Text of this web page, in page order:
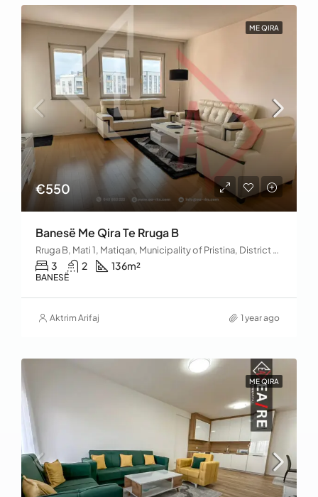
ME QIRA
€550
Banesë Me Qira Te Rruga B
Rruga B, Mati 1, Matiqan, Municipality of Pristina, District of Prishtina, 10060, Kosovo
3 2 136m²
BANESË
Aktrim Arifaj 1 year ago
ME QIRA